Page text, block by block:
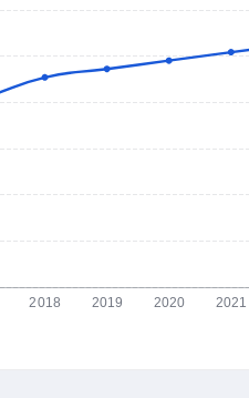
2018 2019 2020 2021